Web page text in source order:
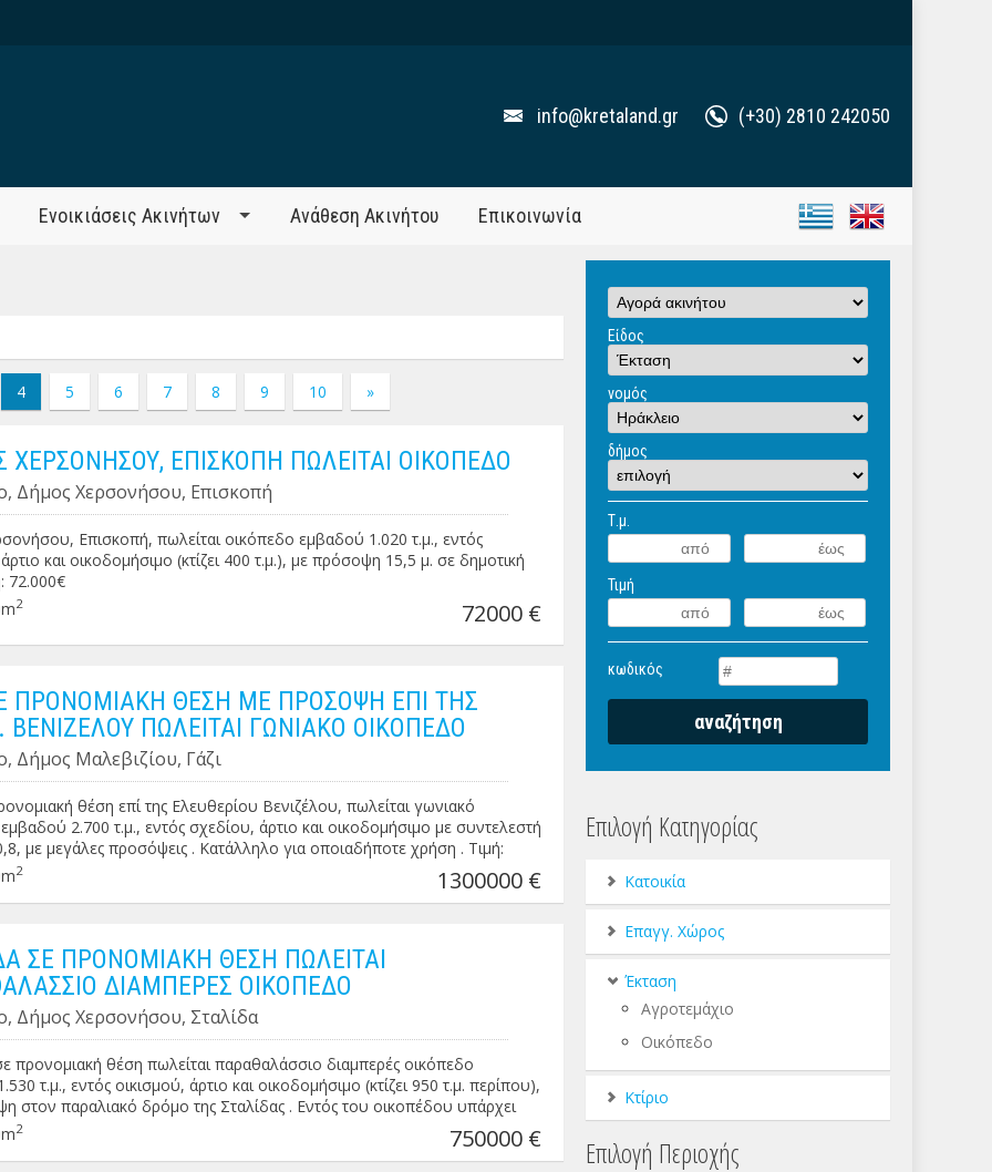
info@kretaland.gr (+30) 2810 242050
Ενοικιάσεις Ακινήτων Ανάθεση Ακινήτου Επικοινωνία
4 5 6 7 8 9 10 »
ΕΠΙΣΚΟΠΗ ΠΩΛΕΙΤΑΙ ΟΙΚΟΠΕΔΟ
Δήμος Χερσονήσου, Επισκοπή
Επισκοπή, πωλείται οικόπεδο εμβαδού 1.020 τ.μ., εντός
και οικοδομήσιμο (κτίζει 400 τ.μ.), με πρόσοψη 15,5 μ. σε δημοτική
72.000€
2 72000 €
ΠΡΟΝΟΜΙΑΚΗ ΘΕΣΗ ΜΕ ΠΡΟΣΟΨΗ ΕΠΙ ΤΗΣ
ΒΕΝΙΖΕΛΟΥ ΠΩΛΕΙΤΑΙ ΓΩΝΙΑΚΟ ΟΙΚΟΠΕΔΟ
Δήμος Μαλεβιζίου, Γάζι
θέση επί της Ελευθερίου Βενιζέλου, πωλείται γωνιακό
2.700 τ.μ., εντός σχεδίου, άρτιο και οικοδομήσιμο με συντελεστή
με μεγάλες προσόψεις . Κατάλληλο για οποιαδήποτε χρήση . Τιμή:
2 1300000 €
ΣΕ ΠΡΟΝΟΜΙΑΚΗ ΘΕΣΗ ΠΩΛΕΙΤΑΙ
ΔΙΑΜΠΕΡΕΣ ΟΙΚΟΠΕΔΟ
Δήμος Χερσονήσου, Σταλίδα
προνομιακή θέση πωλείται παραθαλάσσιο διαμπερές οικόπεδο
τ.μ., εντός οικισμού, άρτιο και οικοδομήσιμο (κτίζει 950 τ.μ. περίπου),
στον παραλιακό δρόμο της Σταλίδας . Εντός του οικοπέδου υπάρχει
πηγάδι . Τιμή: 750.000€
2 750000 €
Είδος
νομός
δήμος
Τ.μ.
Τιμή
κωδικός
Επιλογή Κατηγορίας
Κατοικία
Επαγγ. Χώρος
Έκταση
Αγροτεμάχιο
Οικόπεδο
Κτίριο
Επιλογή Περιοχής